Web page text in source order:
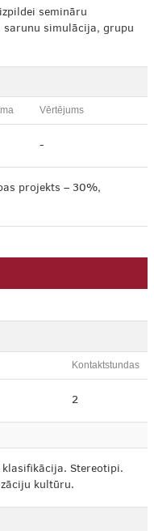
semināru
sarunu simulācija, grupu
Vērtējums
-
projekts – 30%,
Kontaktstundas
2
Stereotipi.
kultūru.